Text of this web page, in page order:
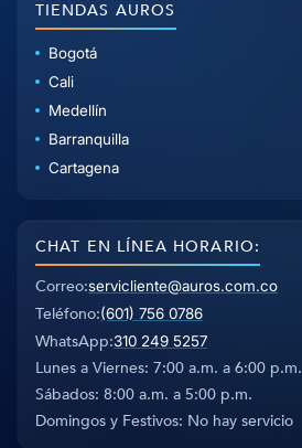
TIENDAS AUROS
Bogotá
Cali
Medellín
Barranquilla
Cartagena
CHAT EN LÍNEA HORARIO:
Correo servicliente@auros.com.co
Teléfono (601) 756 0786
WhatsApp 310 249 5257
Lunes a Viernes: 7:00 a.m. a 6:00 p.m.
Sábados: 8:00 a.m. a 5:00 p.m.
Domingos y Festivos: No hay servicio